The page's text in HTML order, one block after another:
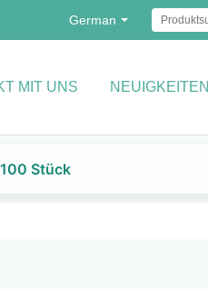
German
MIT UNS NEUIGKEITEN
Stück